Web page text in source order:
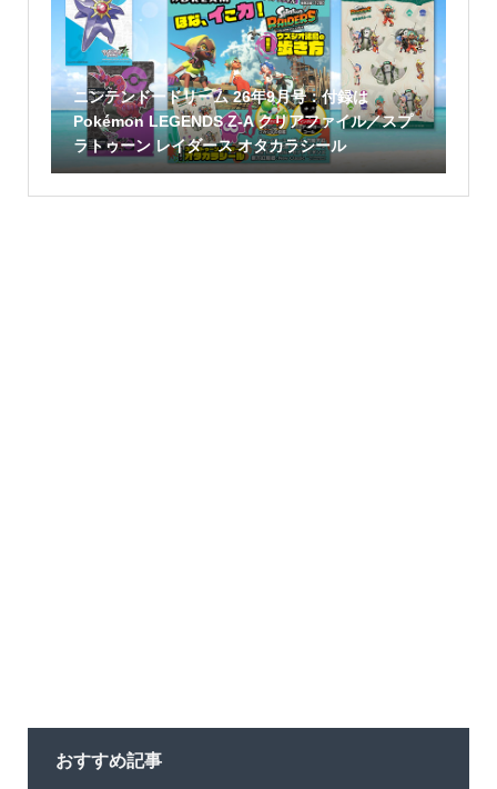
ニンテンドードリーム 26年9月号：付録は
Pokémon LEGENDS Z-A クリアファイル／スプ
ラトゥーン レイダース オタカラシール
おすすめ記事